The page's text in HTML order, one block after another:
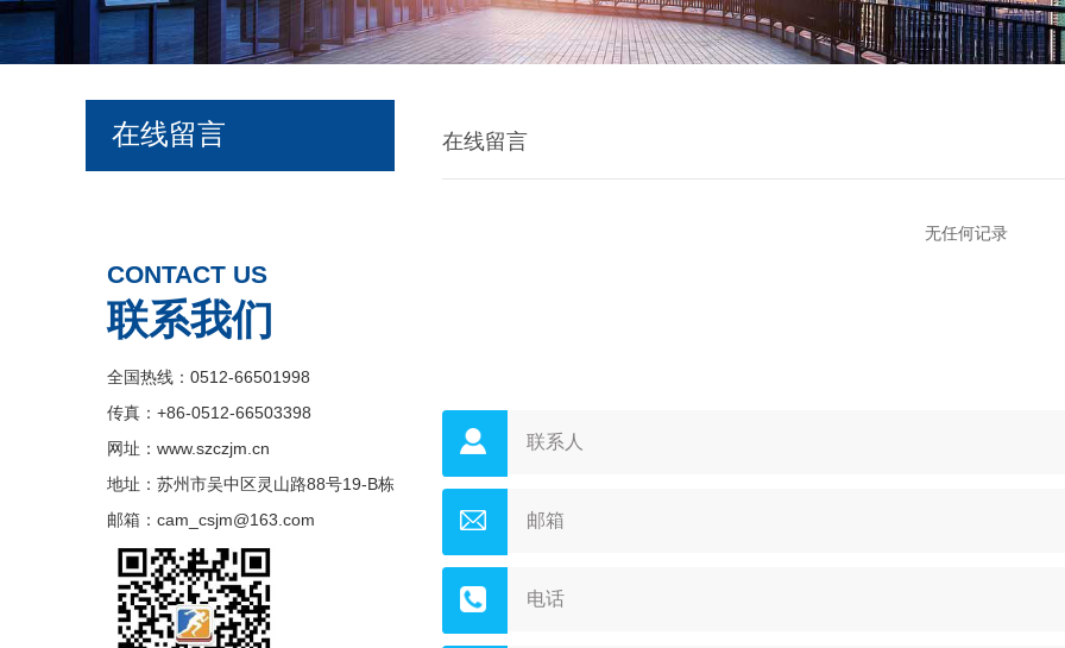
在线留言
CONTACT US
联系我们
全国热线：0512-66501998
传真：+86-0512-66503398
网址：www.szczjm.cn
地址：苏州市吴中区灵山路88号19-B栋
邮箱：cam_csjm@163.com
在线留言
无任何记录